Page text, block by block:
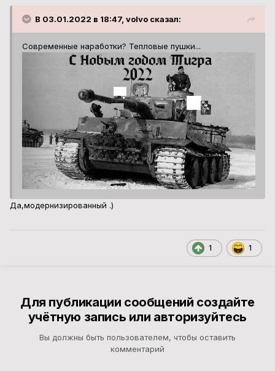
В 03.01.2022 в 18:47, volvo сказал:
Современные наработки? Тепловые пушки...
Да,модернизированный .)
1 1
Для публикации сообщений создайте
учётную запись или авторизуйтесь
Вы должны быть пользователем, чтобы оставить
комментарий